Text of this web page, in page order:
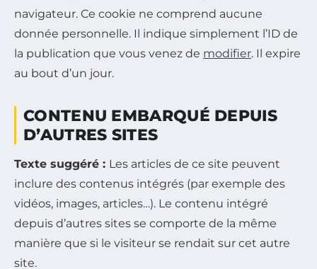
navigateur. Ce cookie ne comprend aucune
donnée personnelle. Il indique simplement l’ID de
la publication que vous venez de modifier. Il expire
au bout d’un jour.
CONTENU EMBARQUÉ DEPUIS
D’AUTRES SITES
Texte suggéré : Les articles de ce site peuvent
inclure des contenus intégrés (par exemple des
vidéos, images, articles…). Le contenu intégré
depuis d’autres sites se comporte de la même
manière que si le visiteur se rendait sur cet autre
site.